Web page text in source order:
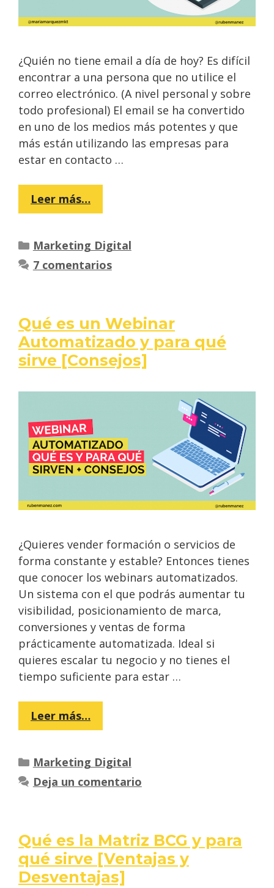
¿Quién no tiene email a día de hoy? Es difícil
encontrar a una persona que no utilice el
correo electrónico. (A nivel personal y sobre
todo profesional) El email se ha convertido
en uno de los medios más potentes y que
más están utilizando las empresas para
estar en contacto …
Leer más…
Categorías
Marketing Digital
7 comentarios
Qué es un Webinar
Automatizado y para qué
sirve [Consejos]
¿Quieres vender formación o servicios de
forma constante y estable? Entonces tienes
que conocer los webinars automatizados.
Un sistema con el que podrás aumentar tu
visibilidad, posicionamiento de marca,
conversiones y ventas de forma
prácticamente automatizada. Ideal si
quieres escalar tu negocio y no tienes el
tiempo suficiente para estar …
Leer más…
Categorías
Marketing Digital
Deja un comentario
Qué es la Matriz BCG y para
qué sirve [Ventajas y
Desventajas]